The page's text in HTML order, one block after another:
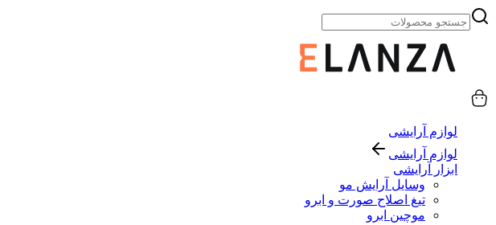
لوازم آرایشی
لوازم آرایشی
ابزار آرایشی
وسایل آرایش مو
تیغ اصلاح صورت و ابرو
موچین ابرو